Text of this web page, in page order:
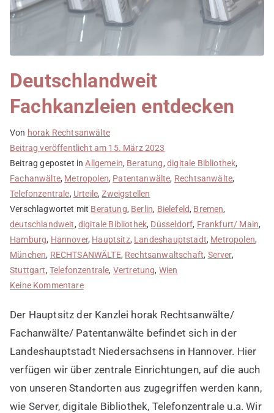
Deutschlandweit
Fachkanzleien entdecken
Von horak Rechtsanwälte
Beitrag veröffentlicht am 15. März 2023
Beitrag gepostet inAllgemein, Beratung, digitale Bibliothek,
Fachanwälte, Metropolen, Patentanwälte, Rechtsanwälte,
Telefonzentrale, Urteile,Zweigstellen
Verschlagwortet mit Beratung, Berlin, Bielefeld, Bremen,
deutschlandweit, digitale Bibliothek, Düsseldorf, Frankfurt/ Main,
Hamburg, Hannover, Hauptsitz, Landeshauptstadt, Metropolen,
München, RECHTSANWÄLTE, Rechtsanwaltschaft, Server,
Stuttgart, Telefonzentrale, Vertretung, Wien
Keine Kommentarezu
Fachkanzleien
entdecken
Der Hauptsitz der Kanzlei horak Rechtsanwälte/
Fachanwälte/ Patentanwälte befindet sich in der
Landeshauptstadt Niedersachsens in Hannover. Hier
verfügen wir über zentrale Einrichtungen, auf die auch
von unseren Standorten aus zugegriffen werden kann,
wie Server, digitale Bibliothek, Telefonzentrale u.a. Wir